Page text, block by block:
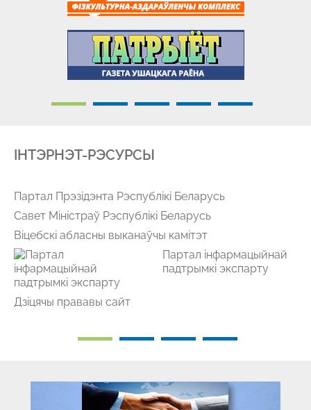
IНТЭРНЭТ-РЭСУРСЫ
Партал Прэзідэнта Рэспублікі Беларусь
Савет Міністраў Рэспублікі Беларусь
Віцебскі абласны выканаўчы камітэт
Партал інфармацыйнай
падтрымкі экспарту
Дзіцячы прававы сайт